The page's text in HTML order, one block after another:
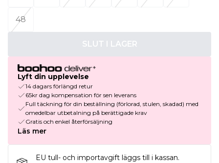
48
SLUT I LAGER
Lyft din upplevelse
14 dagars förlängd retur
65kr dag kompensation för sen leverans
Full täckning för din beställning (förlorad, stulen, skadad) med
omedelbar utbetalning på berättigade krav
Gratis och enkel återförsäljning
Läs mer
EU tull- och importavgift läggs till i kassan.